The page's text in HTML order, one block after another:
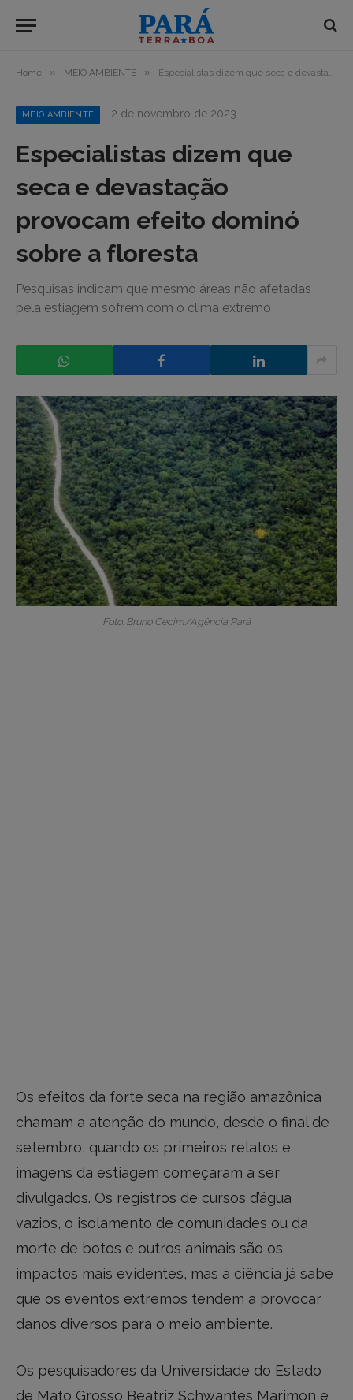
Home » MEIO AMBIENTE » Especialistas dizem que seca e devastação provocam efeito dominó sobre a floresta
MEIO AMBIENTE 2 de novembro de 2023
Especialistas dizem que
seca e devastação
provocam efeito dominó
sobre a floresta
Pesquisas indicam que mesmo áreas não afetadas
pela estiagem sofrem com o clima extremo
Foto: Bruno Cecim/Agência Pará
Os efeitos da forte seca na região amazônica
chamam a atenção do mundo, desde o final de
setembro, quando os primeiros relatos e
imagens da estiagem começaram a ser
divulgados. Os registros de cursos d’água
vazios, o isolamento de comunidades ou da
morte de botos e outros animais são os
impactos mais evidentes, mas a ciência já sabe
que os eventos extremos tendem a provocar
danos diversos para o meio ambiente.
Os pesquisadores da Universidade do Estado
de Mato Grosso Beatriz Schwantes Marimon e